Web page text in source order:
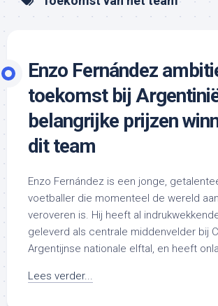
Enzo Fernández
toekomst bij
belangrijke prijzen
dit team
Enzo Fernández is een jonge,
voetballer die momenteel de wereld
veroveren is. Hij heeft al
geleverd als centrale middenvelder bij
Argentijnse nationale elftal, en heeft
Lees verder...